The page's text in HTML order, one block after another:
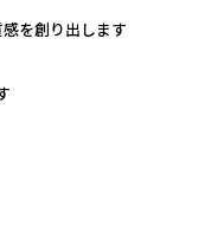
を創り出します